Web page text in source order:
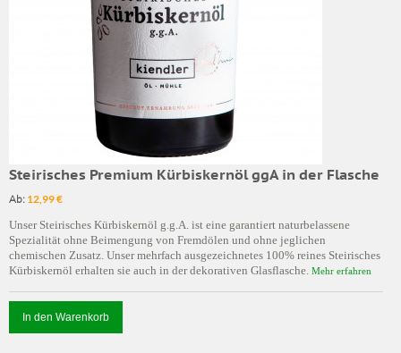
Steirisches Premium Kürbiskernöl ggA in der Flasche
Ab: 12,99 €
Unser Steirisches Kürbiskernöl g.g.A. ist eine garantiert naturbelassene
Spezialität ohne Beimengung von Fremdölen und ohne jeglichen
chemischen Zusatz. Unser mehrfach ausgezeichnetes 100% reines Steirisches
Kürbiskernöl erhalten sie auch in der dekorativen Glasflasche. Mehr erfahren
In den Warenkorb